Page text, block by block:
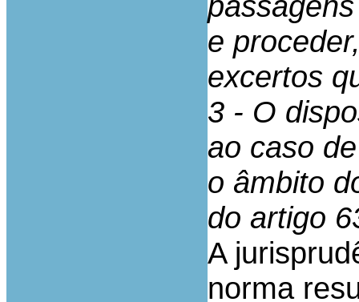
e
excertos
3 - O
ao caso
o âmbito
do artigo
A
norma